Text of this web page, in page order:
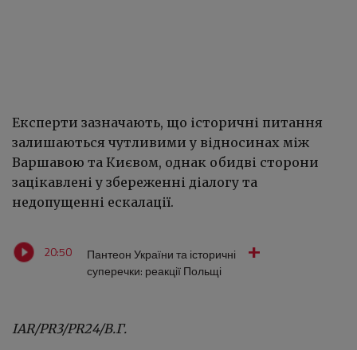
Експерти зазначають, що історичні питання
залишаються чутливими у відносинах між
Варшавою та Києвом, однак обидві сторони
зацікавлені у збереженні діалогу та
недопущенні ескалації.
20:50
Пантеон України та історичні
суперечки: реакції Польщі
IAR/PR3/PR24/В.Г.